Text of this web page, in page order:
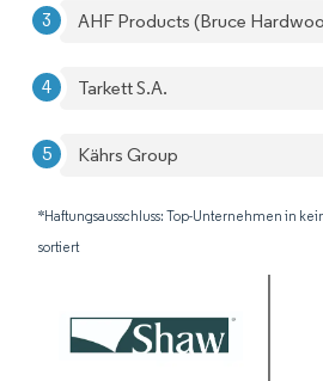
AHF Products (Bruce
Tarkett S.A.
Kährs Group
*Haftungsausschluss: Top-Unternehmen in
sortiert